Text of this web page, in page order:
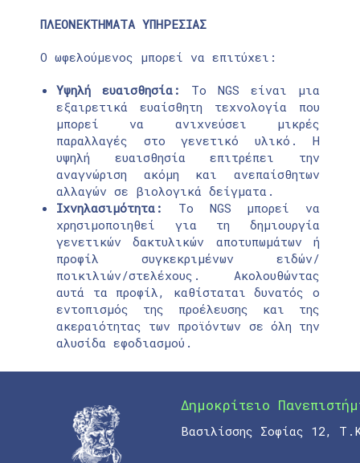
ΠΛΕΟΝΕΚΤΗΜΑΤΑ ΥΠΗΡΕΣΙΑΣ
Ο ωφελούμενος μπορεί να επιτύχει:
Υψηλή ευαισθησία: Το NGS είναι μια
εξαιρετικά ευαίσθητη τεχνολογία που
μπορεί να ανιχνεύσει μικρές
παραλλαγές στο γενετικό υλικό. Η
υψηλή ευαισθησία επιτρέπει την
αναγνώριση ακόμη και ανεπαίσθητων
αλλαγών σε βιολογικά δείγματα.
Ιχνηλασιμότητα: Το NGS μπορεί να
χρησιμοποιηθεί για τη δημιουργία
γενετικών δακτυλικών αποτυπωμάτων ή
προφίλ συγκεκριμένων ειδών/
ποικιλιών/στελέχους. Ακολουθώντας
αυτά τα προφίλ, καθίσταται δυνατός ο
εντοπισμός της προέλευσης και της
ακεραιότητας των προϊόντων σε όλη την
αλυσίδα εφοδιασμού.
Δημοκρίτειο
Βασιλίσσης Σοφίας 12,